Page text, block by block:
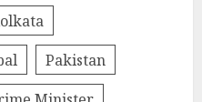
Pakistan